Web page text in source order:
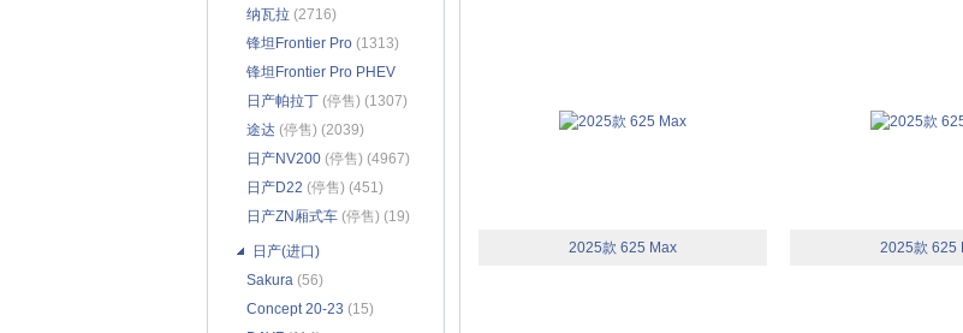
纳瓦拉 (2716)
锋坦Frontier Pro (1313)
锋坦Frontier Pro PHEV
(632)
日产帕拉丁 (停售) (1307)
途达 (停售) (2039)
日产NV200 (停售) (4967)
日产D22 (停售) (451)
日产ZN厢式车 (停售) (19)
日产(进口)
Sakura (56)
Concept 20-23 (15)
2025款 625 Max 2025款 625